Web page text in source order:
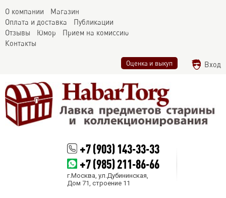
О компании
Магазин
Оплата и доставка
Публикации
Отзывы
Юмор
Прием на комиссию
Контакты
Оценка и выкуп Вход
+7 (903) 143-33-33
+7 (985) 211-86-66
г.Москва, ул.Дубининская,
Дом 71, строение 11